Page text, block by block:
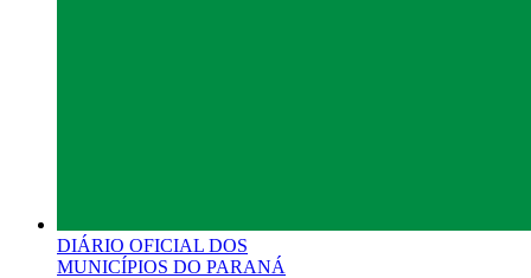
DIÁRIO OFICIAL DOS
MUNICÍPIOS DO PARANÁ